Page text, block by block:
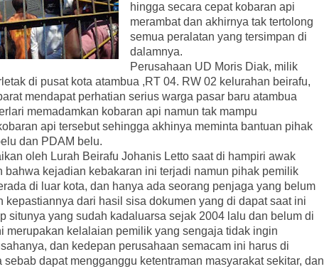
hingga secara cepat kobaran api
merambat dan akhirnya tak tertolong
semua peralatan yang tersimpan di
dalamnya.
Perusahaan UD Moris Diak, milik
di pusat kota atambua ,RT 04. RW 02 kelurahan beirafu,
mendapat perhatian serius warga pasar baru atambua
memadamkan kobaran api namun tak mampu
api tersebut sehingga akhinya meminta bantuan pihak
dan PDAM belu.
oleh Lurah Beirafu Johanis Letto saat di hampiri awak
bahwa kejadian kebakaran ini terjadi namun pihak pemilik
di luar kota, dan hanya ada seorang penjaga yang belum
dari hasil sisa dokumen yang di dapat saat ini
situnya yang sudah kadaluarsa sejak 2004 lalu dan belum di
merupakan kelalaian pemilik yang sengaja tidak ingin
dan kedepan perusahaan semacam ini harus di
sebab dapat mengganggu ketentraman masyarakat sekitar, dan